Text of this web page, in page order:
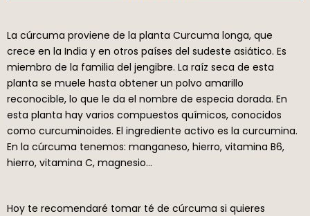
La cúrcuma proviene de la planta Curcuma longa, que
crece en la India y en otros países del sudeste asiático. Es
miembro de la familia del jengibre. La raíz seca de esta
planta se muele hasta obtener un polvo amarillo
reconocible, lo que le da el nombre de especia dorada. En
esta planta hay varios compuestos químicos, conocidos
como curcuminoides. El ingrediente activo es la curcumina.
En la cúrcuma tenemos: manganeso, hierro, vitamina B6,
hierro, vitamina C, magnesio…
Hoy te recomendaré tomar té de cúrcuma si quieres